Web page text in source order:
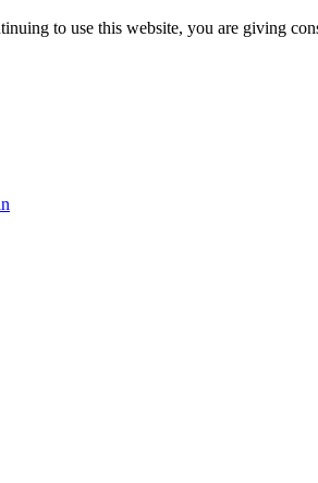
to use this website, you are giving